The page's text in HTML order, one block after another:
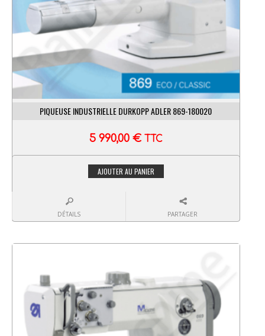
PIQUEUSE INDUSTRIELLE DURKOPP ADLER 869-180020
5 990,00 € TTC
AJOUTER AU PANIER
DÉTAILS PARTAGER